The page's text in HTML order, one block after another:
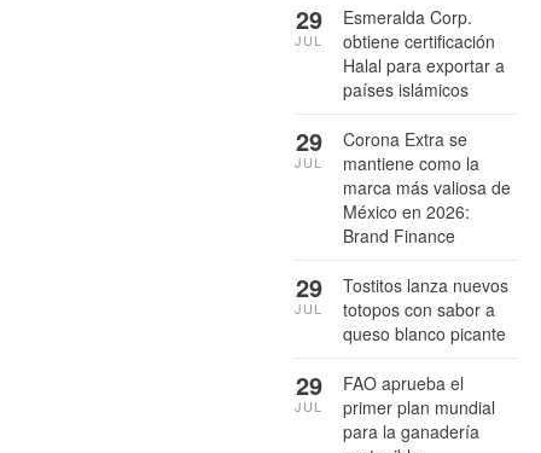
Esmeralda Corp.
obtiene certificación
Halal para exportar a
países islámicos
29
JUL
Corona Extra se
mantiene como la
marca más valiosa de
México en 2026:
Brand Finance
29
JUL
Tostitos lanza nuevos
totopos con sabor a
queso blanco picante
29
JUL
FAO aprueba el
primer plan mundial
para la ganadería
29
JUL